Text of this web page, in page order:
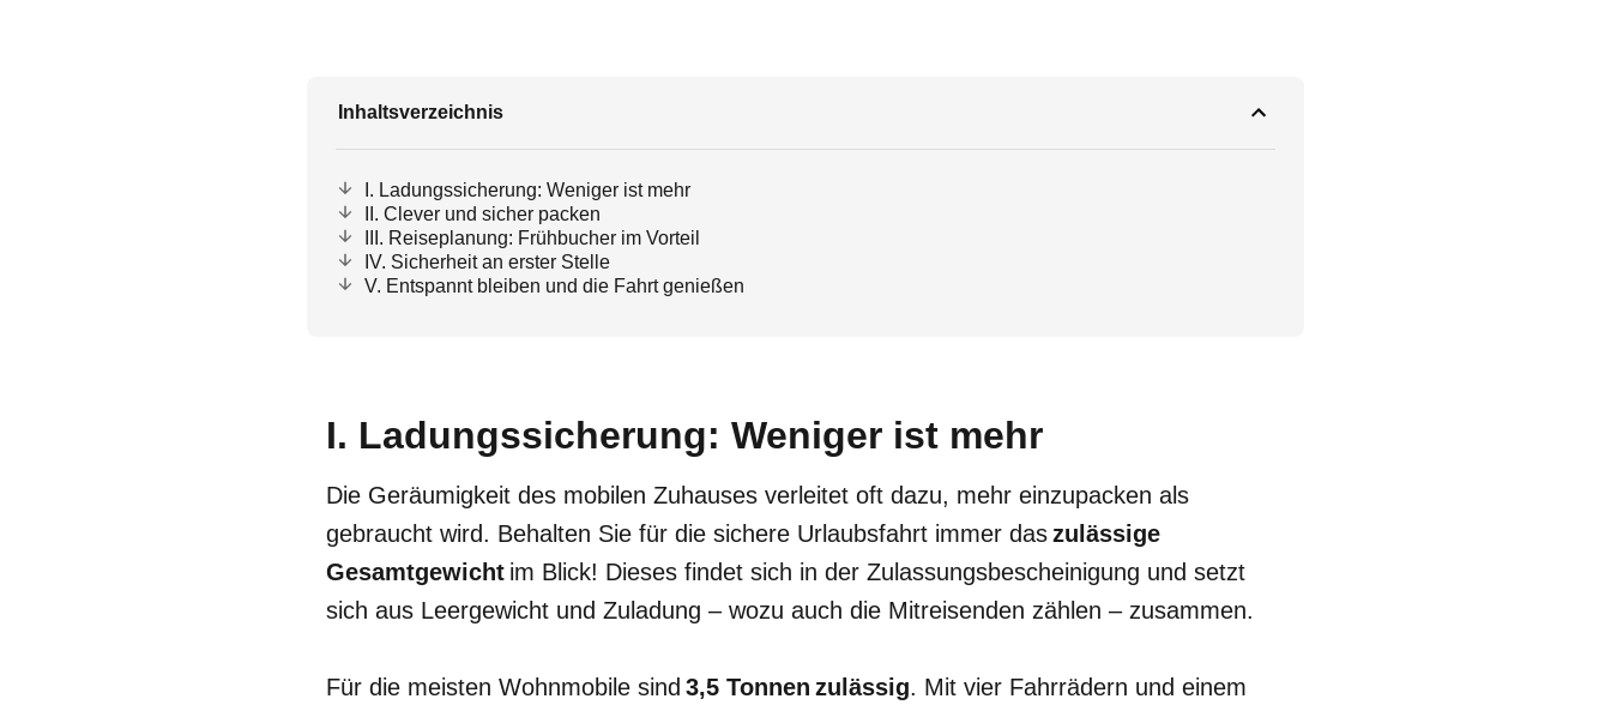
Inhaltsverzeichnis
I. Ladungssicherung: Weniger ist mehr
II. Clever und sicher packen
III. Reiseplanung: Frühbucher im Vorteil
IV. Sicherheit an erster Stelle
V. Entspannt bleiben und die Fahrt genießen
I. Ladungssicherung: Weniger ist mehr
Die Geräumigkeit des mobilen Zuhauses verleitet oft dazu, mehr einzupacken als
gebraucht wird. Behalten Sie für die sichere Urlaubsfahrt immer daszulässige
Gesamtgewicht im Blick! Dieses findet sich in der Zulassungsbescheinigung und setzt
sich aus Leergewicht und Zuladung – wozu auch die Mitreisenden zählen – zusammen.
Für die meisten Wohnmobile sind 3,5 Tonnen zulässig. Mit vier Fahrrädern und einem